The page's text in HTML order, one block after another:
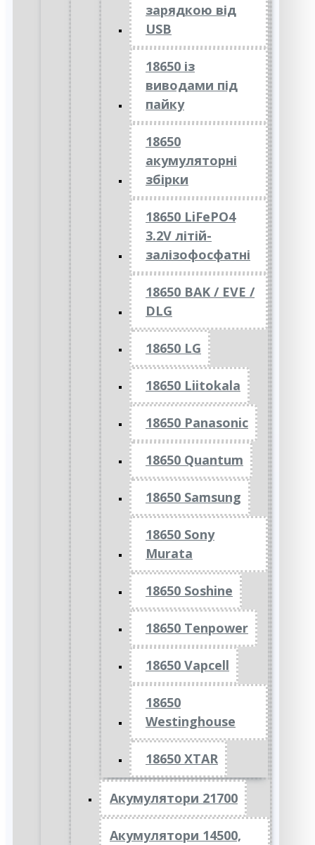
зарядкою від
USB
18650 із
виводами під
пайку
18650
акумуляторні
збірки
18650 LiFePO4
3.2V літій-
залізофосфатні
18650 BAK / EVE /
DLG
18650 LG
18650 Liitokala
18650 Panasonic
18650 Quantum
18650 Samsung
18650 Sony
Murata
18650 Soshine
18650 Tenpower
18650 Vapcell
18650
Westinghouse
18650 XTAR
Акумулятори 21700
Акумулятори 14500,